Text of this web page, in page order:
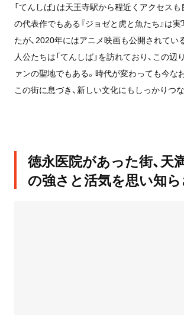
「てんしば」は天王寺駅から程近くアクセス
の代表作でもある『ジョゼと虎と魚たち』は
たが、2020年にはアニメ映画も公開されてい
人公たちは「てんしば」を訪れており、この辺
ァンの聖地でもある。時代が変わっても今な
この街に息づき、新しい文化にもしっかりつ
徳永医院があった街、天
の強さと活気を思い知